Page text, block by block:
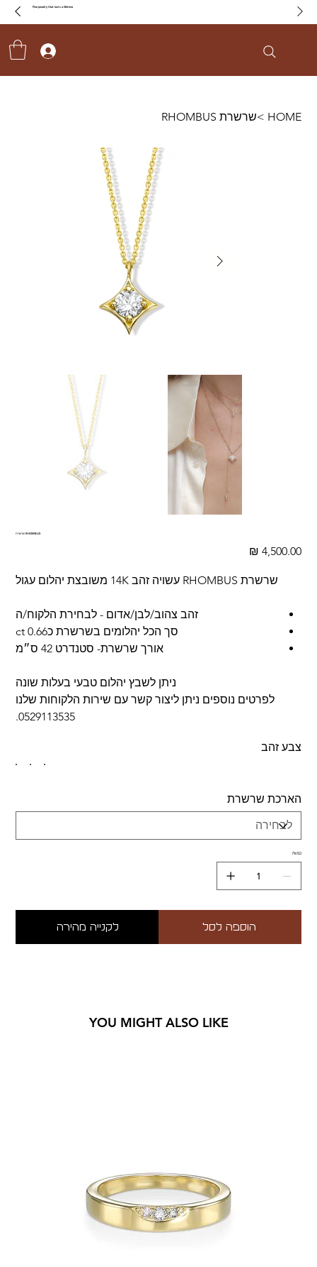
Fine jewelry that lasts a lifetime
HOME
>שרשרת RHOMBUS
שרשרת RHOMBUS
מחיר ‏4,500.00 ‏₪
שרשרת RHOMBUS עשויה זהב 14K משובצת יהלום עגול
זהב צהוב/לבן/אדום - לבחירת הלקוח/ה
סך הכל יהלומים בשרשרת כ0.66 ct
אורך שרשרת- סטנדרט 42 ס״מ
ניתן לשבץ יהלום טבעי בעלות שונה
לפרטים נוספים ניתן ליצור קשר עם שירות הלקוחות שלנו
0529113535.
צבע זהב
הארכת שרשרת
כמות
הוספה לסל לקנייה מהירה
YOU MIGHT ALSO LIKE